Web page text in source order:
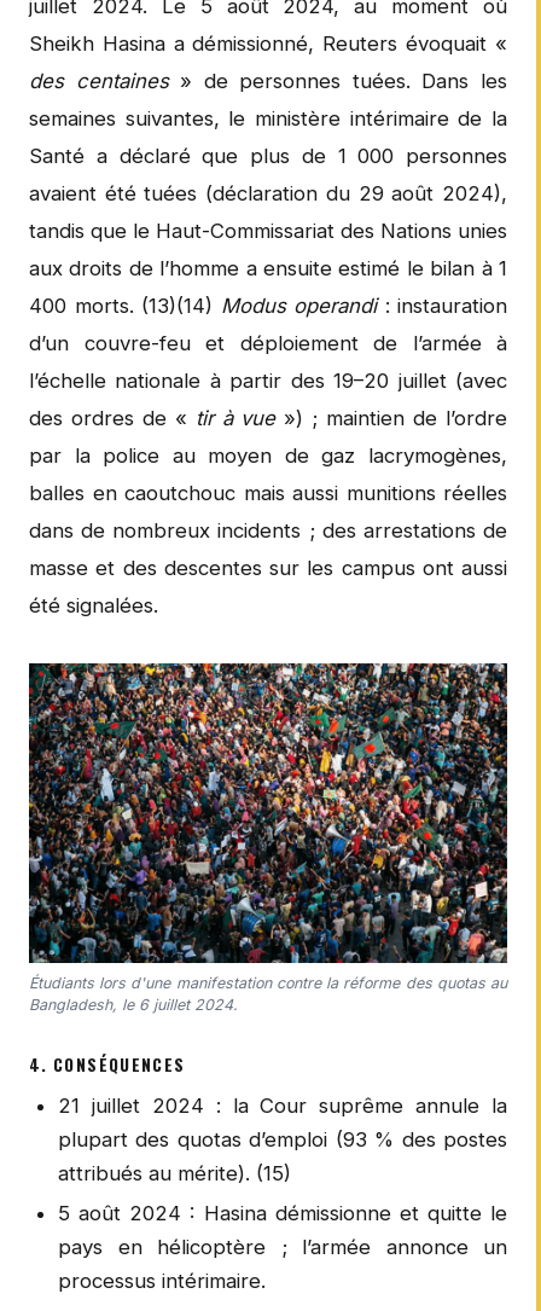
juillet 2024. Le 5 août 2024, au moment où
Sheikh Hasina a démissionné, Reuters évoquait «
des centaines» de personnes tuées. Dans les
semaines suivantes, le ministère intérimaire de la
Santé a déclaré que plus de 1 000 personnes
avaient été tuées (déclaration du 29 août 2024),
tandis que le Haut-Commissariat des Nations unies
aux droits de l’homme a ensuite estimé le bilan à 1
400 morts. (13)(14) Modus operandi: instauration
d’un couvre-feu et déploiement de l’armée à
l’échelle nationale à partir des 19–20 juillet (avec
des ordres de « tir à vue») ; maintien de l’ordre
par la police au moyen de gaz lacrymogènes,
balles en caoutchouc mais aussi munitions réelles
dans de nombreux incidents ; des arrestations de
masse et des descentes sur les campus ont aussi
été signalées.
Étudiants lors d'une manifestation contre la réforme des quotas au
Bangladesh, le 6 juillet 2024.
4. CONSÉQUENCES
21 juillet 2024 : la Cour suprême annule la
plupart des quotas d’emploi (93 % des postes
attribués au mérite). (15)
5 août 2024 : Hasina démissionne et quitte le
pays en hélicoptère ; l’armée annonce un
processus intérimaire.